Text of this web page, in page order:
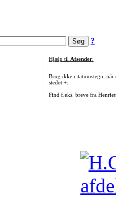
?
Hjælp til Afsender:
Brug ikke citationstegn, når
stedet +:
Find f.eks. breve fra